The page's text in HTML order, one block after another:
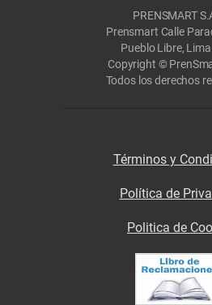
PRENSMART
Prensmart Calle
Pueblo Libre,
Copyright ©
Todos los derechos
Términos y
Política de
Politica de